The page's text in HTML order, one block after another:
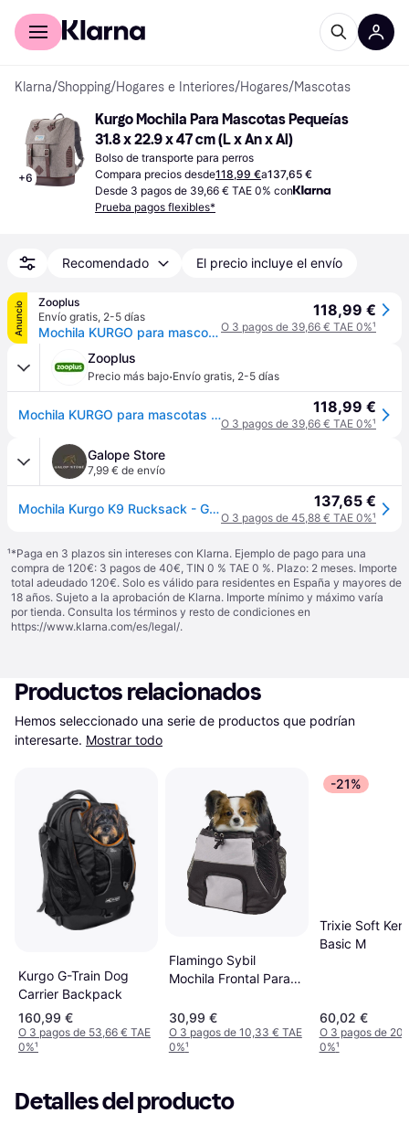
Comprar con Klarna
Klarna/Shopping/Hogares e Interiores/Hogares/Mascotas
+6
Kurgo Mochila Para Mascotas Pequeías
31.8 x 22.9 x 47 cm (L x An x Al)
Bolso de transporte para perros
Compara precios desde118,99 €a137,65 €
Desde 3 pagos de 39,66 € TAE 0% con
Prueba pagos flexibles*
Recomendado El precio incluye el envío
Anuncio
Zooplus
Envío gratis, 2-5 días
Mochila KURGO para mascotas pequeñas - 31,8 x 22,9 x 47 cm (L x An x Al)
118,99 €
O 3 pagos de 39,66 € TAE 0%¹
Zooplus
Precio más bajo·Envío gratis, 2-5 días
Mochila KURGO para mascotas pequeñas - 31,8 x 22,9 x 47 cm (L x An x Al) 118,99 €
O 3 pagos de 39,66 € TAE 0%¹
Galope Store
7,99 € de envío
Mochila Kurgo K9 Rucksack - Gris 137,65 €
O 3 pagos de 45,88 € TAE 0%¹
¹*Paga en 3 plazos sin intereses con Klarna. Ejemplo de pago para una
compra de 120€: 3 pagos de 40€, TIN 0 % TAE 0 %. Plazo: 2 meses. Importe
total adeudado 120€. Solo es válido para residentes en España y mayores de
18 años. Sujeto a la aprobación de Klarna. Importe mínimo y máximo varía
por tienda. Consulta los términos y resto de condiciones en
https://www.klarna.com/es/legal/.
Productos relacionados
Hemos seleccionado una serie de productos que podrían
interesarte. Mostrar todo
Kurgo G-Train Dog
Carrier Backpack
160,99 €
O 3 pagos de 53,66 € TAE
0%¹
Flamingo Sybil
Mochila Frontal Para
30,99 €
O 3 pagos de 10,33 € TAE
0%¹
-21%
Trixie Soft
Basic M
60,02 €
O 3 pagos de
0%¹
Detalles del producto